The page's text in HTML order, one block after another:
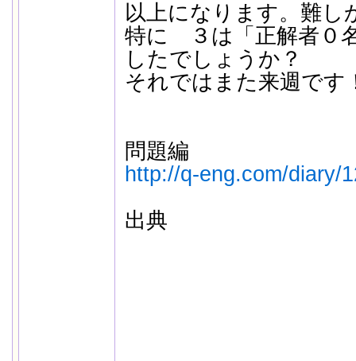
以上になります。難し
特に ３は「正解者０
したでしょうか？
それではまた来週です
問題編
http://q-eng.com/diary/
出典